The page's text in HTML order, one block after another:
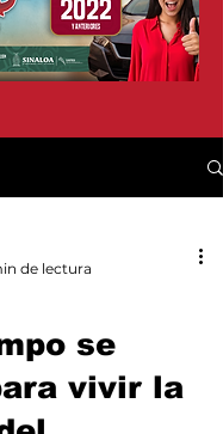
se
vivir la
de lectura